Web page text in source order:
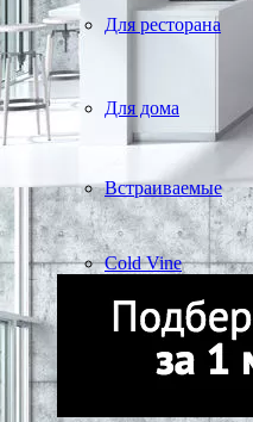
Для ресторана
Для дома
Встраиваемые
Cold Vine